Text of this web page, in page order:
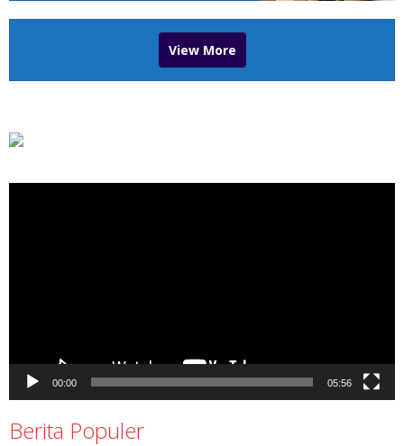
View More
00:00 05:56
Berita Populer